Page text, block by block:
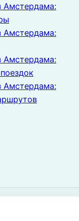
Амстердама:
Амстердама:
Амстердама:
Амстердама: